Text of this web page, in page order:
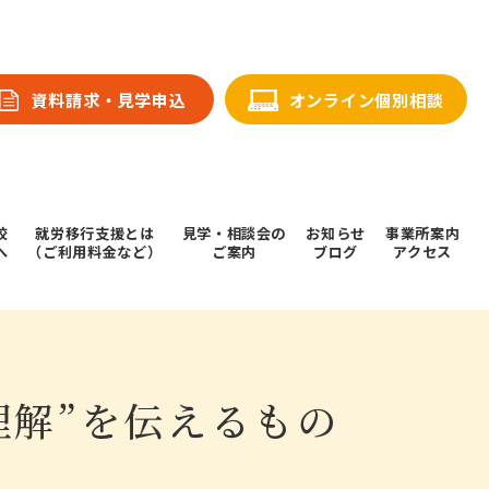
資料請求・⾒学申込 オンライン個別相談
就労移行支援とは
（ご利用料金など）
⾒学・相談会の
ご案内
お知らせ
ブログ
事業所案内
アクセス
”を伝えるもの